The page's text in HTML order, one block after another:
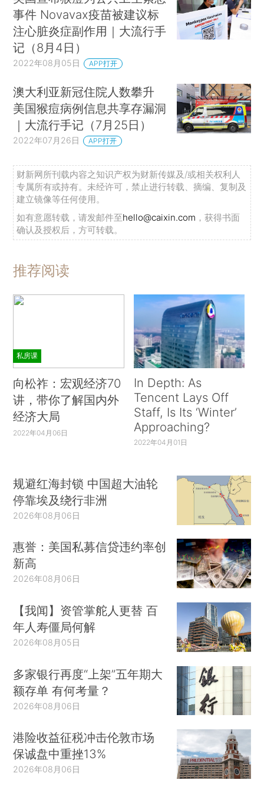
事件 Novavax疫苗被建议标
注心脏炎症副作用｜大流行手
记（8月4日）
2022年08月05日 APP打开
澳大利亚新冠住院人数攀升
美国猴痘病例信息共享存漏洞
｜大流行手记（7月25日）
2022年07月26日 APP打开
财新网所刊载内容之知识产权为财新传媒及/或相关权利人
专属所有或持有。未经许可，禁止进行转载、摘编、复制及
建立镜像等任何使用。
如有意愿转载，请发邮件至hello@caixin.com ，获得书面
确认及授权后，方可转载。
推荐阅读
私房课
向松祚：宏观经济70
讲，带你了解国内外
经济大局
2022年04月06日
In Depth: As
Tencent Lays Off
Staff, Is Its ‘Winter’
Approaching?
2022年04月01日
规避红海封锁 中国超大油轮
停靠埃及绕行非洲
2026年08月06日
惠誉：美国私募信贷违约率创
新高
2026年08月06日
【我闻】资管掌舵人更替 百
年人寿僵局何解
2026年08月05日
多家银行再度“上架”五年期大
额存单 有何考量？
2026年08月06日
港险收益征税冲击伦敦市场
保诚盘中重挫13%
2026年08月06日